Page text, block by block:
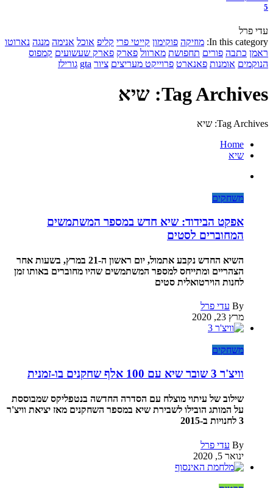
5
עדי פרל
In this category: מוזיקה פוקימון קייטי פרי קליפ אוכל אנימה מנגה נארוטו
ראמן כתבה פורים תחפושת מארוול פארק פארק שעשועים קמפוס
הנוקמים אומנות פאנארט פרוייקט מעריצים ציור gta גורילז
Tag Archives: שיא
Tag Archives: שיא
Home
שיא
משחקים
אפקט הבידוד: שיא חדש במספר המשתמשים
המחוברים לסטים
השיא החדש נקבע אתמול, יום ראשון ה-21 במרץ, בשעות אחר
הצהריים ומתייחס למספר המשתמשים שהיו מחוברים באותו זמן
לחנות הוירטואלית סטים
By עדי פרל
מרץ 23, 2020
משחקים
וויצ'ר 3 שובר שיא עם 100 אלף שחקנים בו-זמנית
שילוב של עיתוי מוצלח עם הסדרה החדשה בנטפליקס שמבוססת
על המותג הובילו לשבירת שיא במספר השחקנים מאז יציאת וויצ'ר
3 לחנויות ב-2015
By עדי פרל
ינואר 5, 2020